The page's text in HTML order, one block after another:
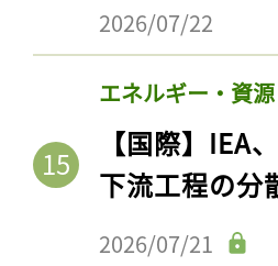
2026/07/22
エネルギー・資源
【国際】IEA
下流工程の分
2026/07/21